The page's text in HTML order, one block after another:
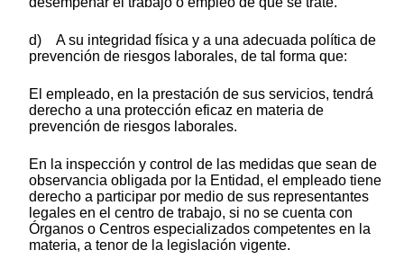
d) A su integridad física y a una adecuada política de
prevención de riesgos laborales, de tal forma que:
El empleado, en la prestación de sus servicios, tendrá
derecho a una protección eficaz en materia de
prevención de riesgos laborales.
En la inspección y control de las medidas que sean de
observancia obligada por la Entidad, el empleado tiene
derecho a participar por medio de sus representantes
legales en el centro de trabajo, si no se cuenta con
Órganos o Centros especializados competentes en la
materia, a tenor de la legislación vigente.